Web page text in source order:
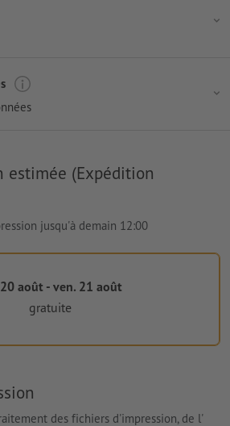
estimée (Expédition
jusqu'à demain 12:00
août - ven. 21 août
gratuite
des fichiers d'impression, de l'